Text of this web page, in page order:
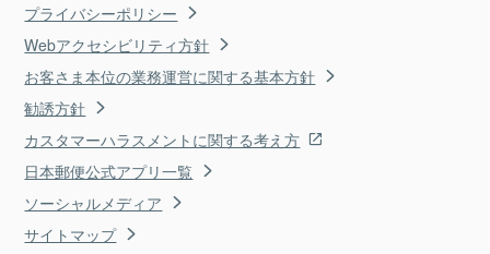
プライバシーポリシー
Webアクセシビリティ方針
お客さま本位の業務運営に関する基本方針
勧誘方針
カスタマーハラスメントに関する考え方
日本郵便公式アプリ一覧
ソーシャルメディア
サイトマップ